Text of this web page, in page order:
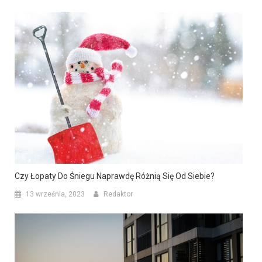
Czy Łopaty Do Śniegu Naprawdę Różnią Się Od Siebie?
13 września, 2023 Redaktor